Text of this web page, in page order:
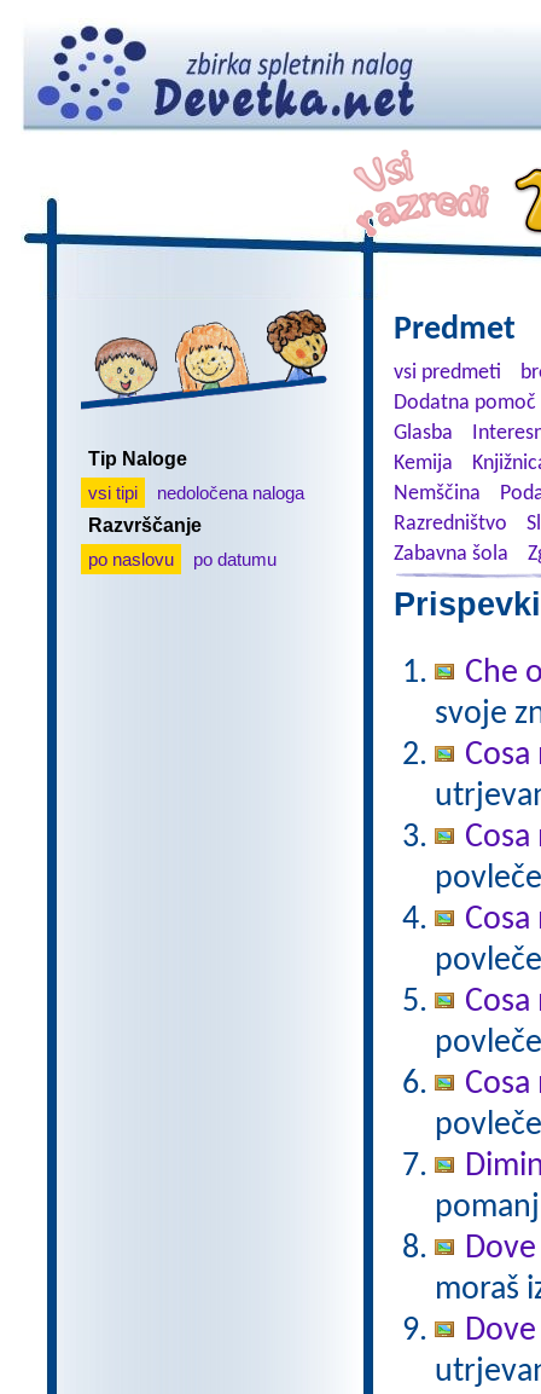
Tip Naloge
vsi tipi
nedoločena naloga
Razvrščanje
po naslovu
po datumu
Predmet
vsi predmeti
Dodatna
Glasba
Kemija
Nemščina
Razredništvo
Zabavna šola
Che
svoje
moraš